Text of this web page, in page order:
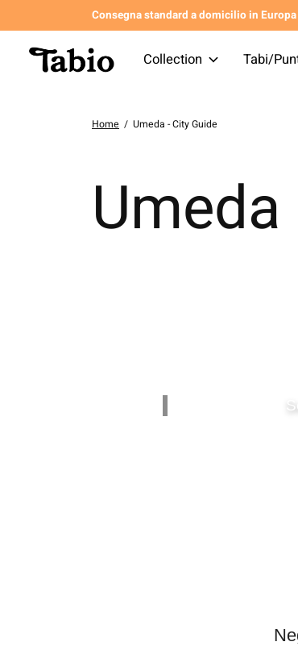
Consegna standard a domicilio in
Collection Tabi/
Home / Umeda - City Guide
Umeda